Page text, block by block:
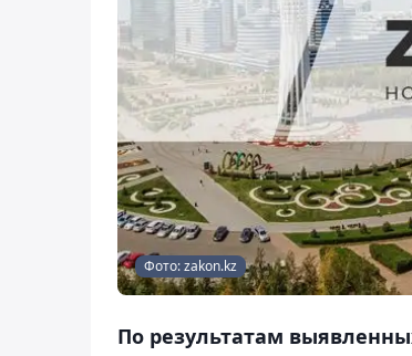
Фото: zakon.kz
По результатам